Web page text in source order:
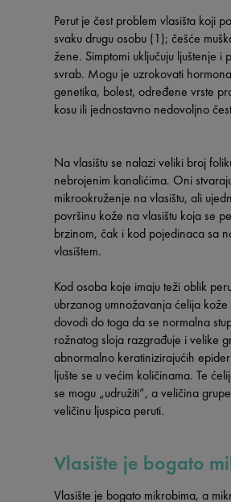
Perut je čest problem vlasišta koji
svaku drugu osobu (1); češće
žene. Simptomi uključuju ljuštenje i
svrab. Mogu je uzrokovati
genetika, bolest, određene vrste
kosu ili jednostavno nedovoljno
Na vlasištu se nalazi veliki broj
nebrojenim kanalićima. Oni
mikrookruženje na vlasištu, ali
površinu kože na vlasištu koja se
brzinom, čak i kod pojedinaca sa
vlasištem.
Kod osoba koje imaju teži oblik
ubrzanog umnožavanja ćelija kože
dovodi do toga da se normalna
rožnatog sloja razgrađuje i velike
abnormalno keratinizirajućih
ljušte se u većim količinama. Te
se mogu „udružiti”, a veličina
veličinu ljuspica peruti.
Vlasište je bogato
Vlasište je bogato mikrobima, a